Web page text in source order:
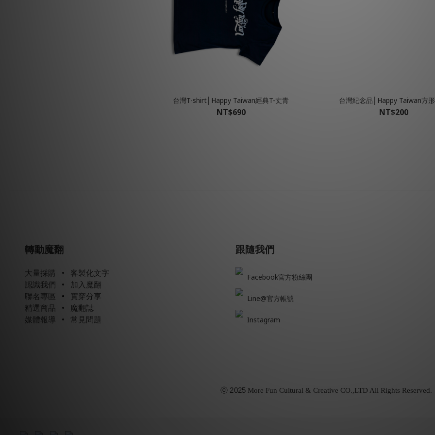
台灣T-shirt│Happy Taiwan經典T-丈青
NT$690
台灣紀念品│Happy Taiwan方
NT$200
轉動魔翻
大量採購 •
客製化文字
認識我們 •
加入魔翻
聯名專區 •
實穿分享
精選商品 •
魔翻誌
媒體報導
• 常見問題
跟隨我們
Facebook官方粉絲團
Line@官方帳號
Instagram
ⓒ2025 More Fun Cultural & Creative CO.,LTD All Rights Reserved.